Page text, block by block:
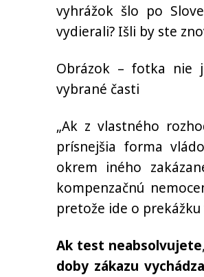
vyhrážok šlo po
vydierali? Išli by ste
Obrázok – fotka nie
vybrané časti
„Ak z vlastného
prísnejšia forma
okrem iného
kompenzačnú
pretože ide o
Ak test neabsolvujete
doby zákazu